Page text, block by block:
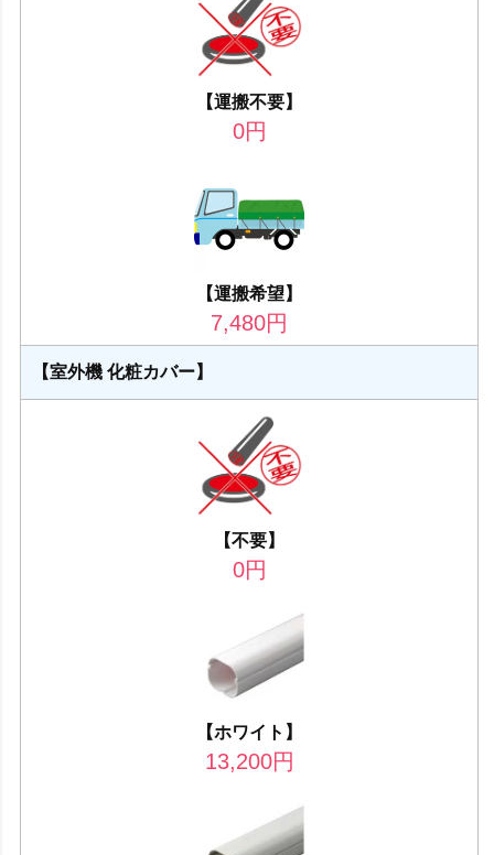
【運搬不要】
0円
【運搬希望】
7,480円
【室外機 化粧カバー】
【不要】
0円
【ホワイト】
13,200円